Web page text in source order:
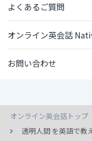
よくあるご質問
オンライン英会話
お問い合わせ
オンライン英会話トップ
透明人間 を英語で教